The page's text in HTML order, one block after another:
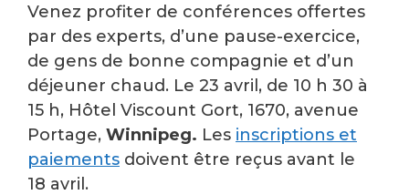
Venez profiter de conférences offertes
par des experts, d’une pause-exercice,
de gens de bonne compagnie et d’un
déjeuner chaud. Le 23 avril, de 10 h 30 à
15 h, Hôtel Viscount Gort, 1670, avenue
Portage, Winnipeg. Les inscriptions et
paiements doivent être reçus avant le
18 avril.